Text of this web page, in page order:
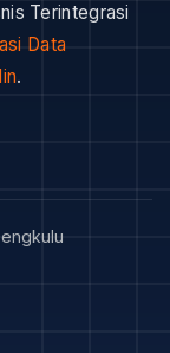
Terintegrasi
Data
.